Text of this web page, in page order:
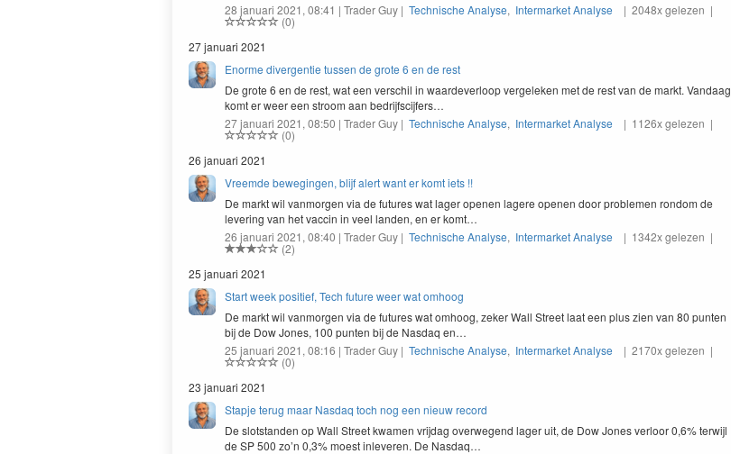
28 januari 2021, 08:41 | Trader Guy | Technische Analyse, Intermarket Analyse | 2048x gelezen |
(0)
27 januari 2021
Enorme divergentie tussen de grote 6 en de rest
De grote 6 en de rest, wat een ver­schil in waarde­v­er­loop vergeleken met de rest van de markt. Van­daag
komt er weer een stroom aan bedrijfscijfers…
27 januari 2021, 08:50 | Trader Guy | Technische Analyse, Intermarket Analyse | 1126x gelezen |
(0)
26 januari 2021
Vreemde bewegingen, blijf alert want er komt iets !!
De markt wil van­mor­gen via de futures wat lager ope­nen lagere ope­nen door prob­le­men ron­dom de
lev­er­ing van het vac­cin in veel lan­den, en er komt…
26 januari 2021, 08:40 | Trader Guy | Technische Analyse, Intermarket Analyse | 1342x gelezen |
(2)
25 januari 2021
Start week positief, Tech future weer wat omhoog
De markt wil van­mor­gen via de futures wat omhoog, zek­er Wall Street laat een plus zien van 80 pun­ten
bij de Dow Jones, 100 pun­ten bij de Nas­daq en…
25 januari 2021, 08:16 | Trader Guy | Technische Analyse, Intermarket Analyse | 2170x gelezen |
(0)
23 januari 2021
Stapje terug maar Nasdaq toch nog een nieuw record
De slot­standen op Wall Street kwa­men vri­jdag over­we­gend lager uit, de Dow Jones ver­loor0,6% ter­wi­jl
de SP500 zo’n 0,3% moest inlev­eren. De Nasdaq…